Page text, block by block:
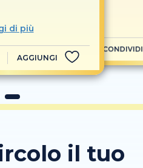
di più
AGGIUNGI
CONDIVIDI
il tuo